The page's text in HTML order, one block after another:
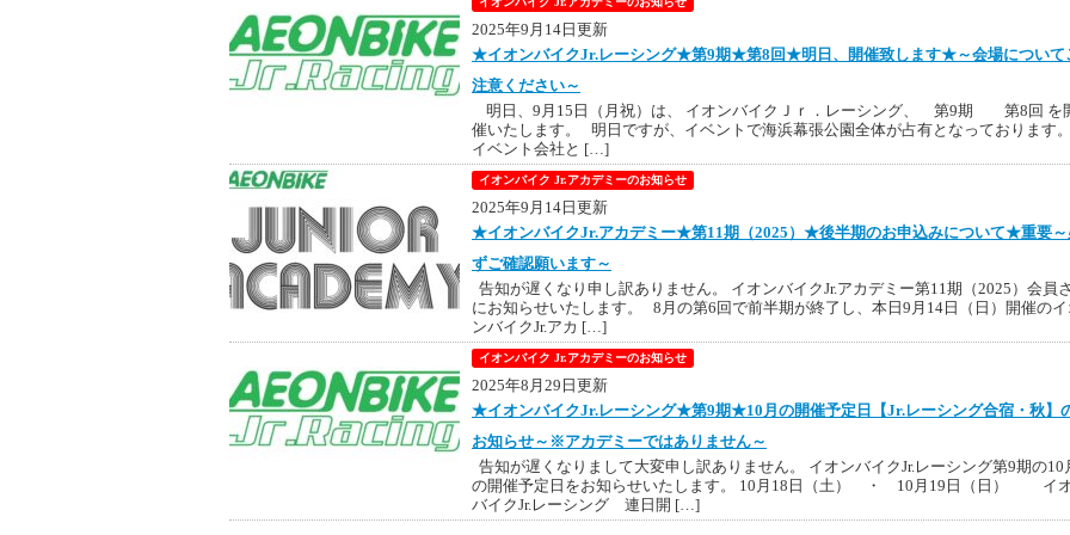
2025年9月14日更新
★イオンバイクJr.レーシング★第9期★第8回★明日、開催致します★～会場について
注意ください～
明日、9月15日（月祝）は、 イオンバイクＪｒ．レーシング、 第9期 第8回 を
催いたします。 明日ですが、イベントで海浜幕張公園全体が占有となっております。
イベント会社と […]
イオンバイク Jr.アカデミーのお知らせ
2025年9月14日更新
★イオンバイクJr.アカデミー★第11期（2025）★後半期のお申込みについて★重要～
ずご確認願います～
告知が遅くなり申し訳ありません。 イオンバイクJr.アカデミー第11期（2025）会員
にお知らせいたします。 8月の第6回で前半期が終了し、本日9月14日（日）開催のイ
ンバイクJr.アカ […]
イオンバイク Jr.アカデミーのお知らせ
2025年8月29日更新
★イオンバイクJr.レーシング★第9期★10月の開催予定日【Jr.レーシング合宿・秋】
お知らせ～※アカデミーではありません～
告知が遅くなりまして大変申し訳ありません。 イオンバイクJr.レーシング第9期の10
の開催予定日をお知らせいたします。 10月18日（土） ・ 10月19日（日） イ
バイクJr.レーシング 連日開 […]